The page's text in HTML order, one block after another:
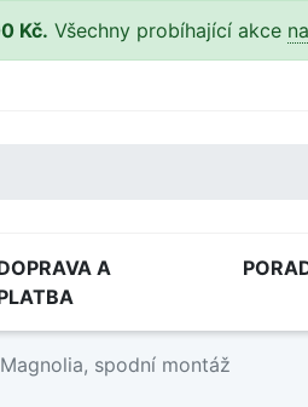
Kč. Všechny probíhající akce
A
spodní montáž